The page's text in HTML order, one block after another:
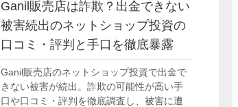
Ganil販売店は詐欺？出金できない
被害続出のネットショップ投資の
口コミ・評判と手口を徹底暴露
Ganil販売店のネットショップ投資で出金で
きない被害が続出。詐欺の可能性が高い手
口や口コミ・評判を徹底調査し、被害に遭